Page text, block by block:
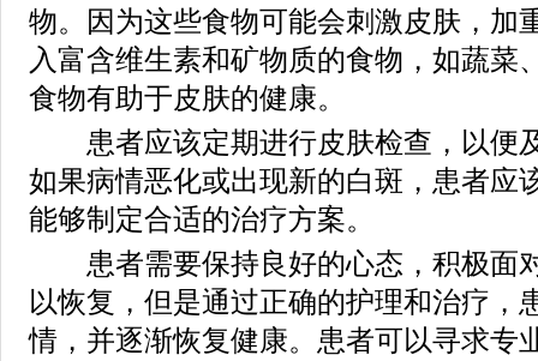
物。因为这些食物可能会刺激皮肤，加
入富含维生素和矿物质的食物，如蔬菜
食物有助于皮肤的健康。
患者应该定期进行皮肤检查，以便
如果病情恶化或出现新的白斑，患者应
能够制定合适的治疗方案。
患者需要保持良好的心态，积极面
以恢复，但是通过正确的护理和治疗，
情，并逐渐恢复健康。患者可以寻求专